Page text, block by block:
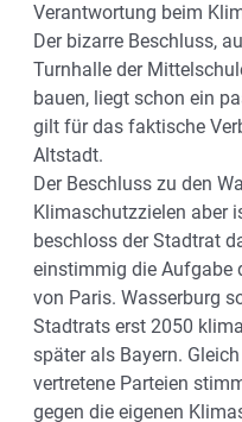
Verantwortung beim
Der bizarre Beschluss,
Turnhalle der
bauen, liegt schon ein
gilt für das faktische
Altstadt.
Der Beschluss zu den
Klimaschutzzielen aber
beschloss der Stadtrat
einstimmig die Aufgabe
von Paris. Wasserburg
Stadtrats erst 2050
später als Bayern.
vertretene Parteien
gegen die eigenen